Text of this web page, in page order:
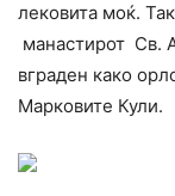
лековита моќ.
манастирот Св.
вграден како
Марковите Кули.